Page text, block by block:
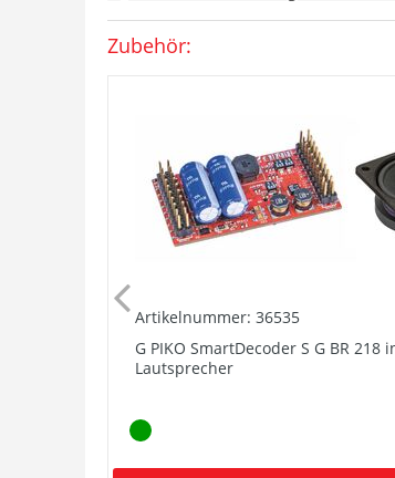
Zubehör:
Artikelnummer: 36535
G PIKO SmartDecoder S G BR 218
Lautsprecher